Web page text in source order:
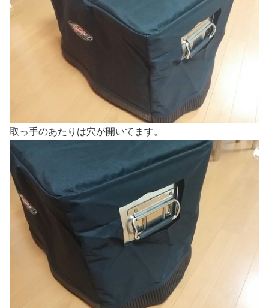
取っ手のあたりは穴が開いてます。